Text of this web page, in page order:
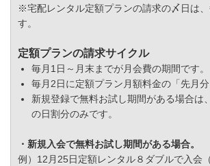
※宅配レンタル定額プランの請求の〆日は
す。
定額プランの請求サイクル
毎月1日～月末までが月会費の期間です。
毎月2日に定額プラン月額料金の「先月分
新規登録で無料お試し期間がある場合は
の日割分のみです。
・新規入会で無料お試し期間がある場合。
例）12月25日定額レンタル８ダブルで入会